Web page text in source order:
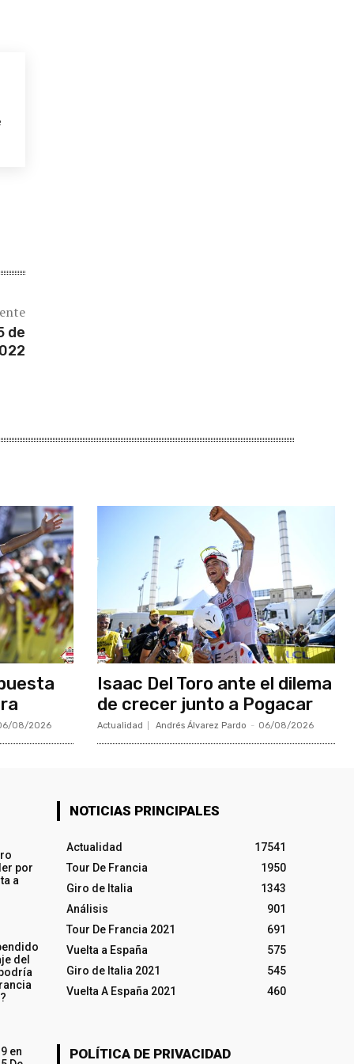
de
08/2026
Isaac Del Toro ante el dilema
de crecer junto a Pogacar
Actualidad Andrés Álvarez Pardo - 06/08/2026
por
a
del
en
NOTICIAS PRINCIPALES
Actualidad
17541
Tour De Francia
1950
Giro de Italia
1343
Análisis
901
Tour De Francia 2021
691
Vuelta a España
575
Giro de Italia 2021
545
Vuelta A España 2021
460
POLÍTICA DE PRIVACIDAD